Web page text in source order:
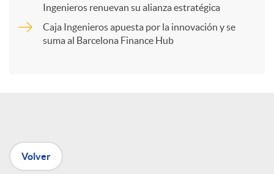
n
Ingenieros renuevan su alianza estratégica
Caja Ingenieros apuesta por la innovación y se
suma al Barcelona Finance Hub
Volver